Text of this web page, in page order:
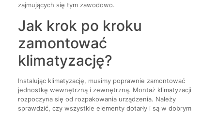
zajmujących się tym zawodowo.
Jak krok po kroku
zamontować
klimatyzację?
Instalując klimatyzację, musimy poprawnie zamontować
jednostkę wewnętrzną i zewnętrzną. Montaż klimatyzacji
rozpoczyna się od rozpakowania urządzenia. Należy
sprawdzić, czy wszystkie elementy dotarły i są w dobrym